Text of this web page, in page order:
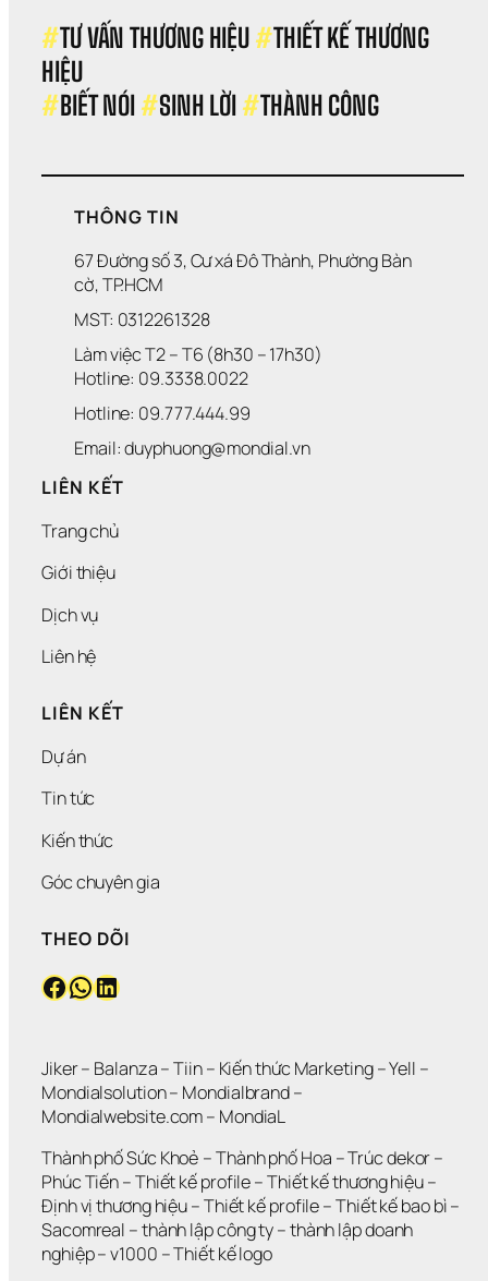
#TƯ VẤN THƯƠNG HIỆU #THIẾT KẾ THƯƠNG
HIỆU
#BIẾT NÓI #SINH LỜI #THÀNH CÔNG
THÔNG TIN
67 Đường số 3, Cư xá Đô Thành, Phường Bàn
cờ, TP.HCM
MST: 0312261328
Làm việc T2 – T6 (8h30 – 17h30)
Hotline: 09.3338.0022
Hotline: 09.777.444.99
Email: duyphuong@mondial.vn
LIÊN KẾT
Trang chủ
Giới thiệu
Dịch vụ
Liên hệ
LIÊN KẾT
Dự án
Tin tức
Kiến thức
Góc chuyên gia
THEO DÕI
Facebook WhatsApp LinkedIn
Jiker – Balanza – Tiin – Kiến thức Marketing – Yell
Mondialsolution – Mondialbrand
Mondialwebsite.com – MondiaL
Thành phố Sức Khoẻ – Thành phố Hoa – Trúc dekor
Phúc Tiến – Thiết kế profile – Thiết kế thương hiệu
Định vị thương hiệu – Thiết kế profile – Thiết kế bao bì
Sacomreal – thành lập công ty – thành lập doanh
nghiệp – v1000 – Thiết kế logo